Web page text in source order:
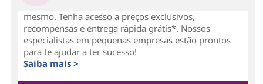
mesmo. Tenha acesso a preços exclusivos,
recompensas e entrega rápida grátis*. Nossos
especialistas em pequenas empresas estão prontos
para te ajudar a ter sucesso!
Saiba mais >